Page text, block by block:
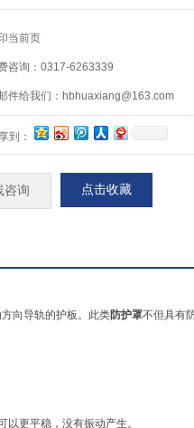
当前页
咨询：0317-6263339
件给我们：hbhuaxiang@163.com
到：
咨询 点击收藏
向导轨的护板。此类防护罩不但具有
更平稳，没有振动产生。